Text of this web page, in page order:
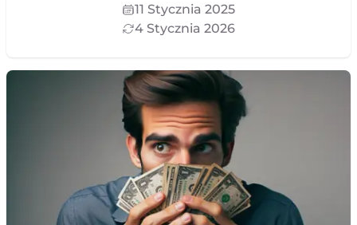
11 Stycznia 2025
4 Stycznia 2026